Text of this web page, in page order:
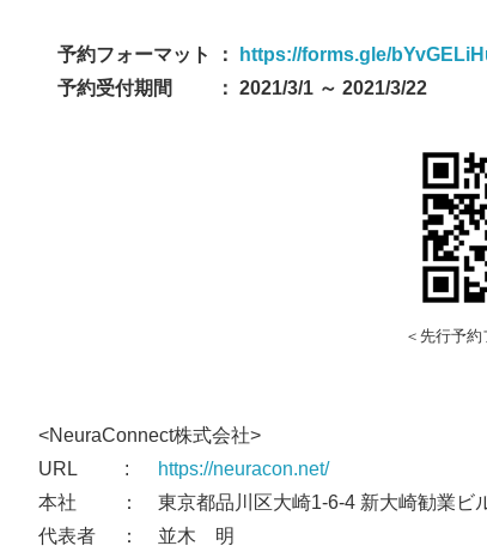
予約フォーマット ：
https://forms.gle/
予約受付期間 ： 2021/3/1 ～ 2021/3/22
＜先行予
<NeuraConnect株式会社>
URL :
https://neuracon.net/
本社 ： 東京都品川区大崎1-6-4 新大崎勧
代表者 ： 並木 明